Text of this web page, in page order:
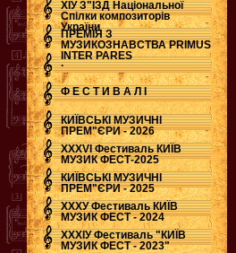
ХІУ З"ЇЗД Національної
Спілки композиторів
України
ПРЕМІЯ З
МУЗИКОЗНАВСТВА PRIMUS
INTER PARES
.
Ф Е С Т И В А Л І
КИЇВСЬКІ МУЗИЧНІ
ПРЕМ"ЄРИ - 2026
ХХХVI Фестиваль КИЇВ
МУЗИК ФЕСТ-2025
КИЇВСЬКІ МУЗИЧНІ
ПРЕМ"ЄРИ - 2025
ХХХУ Фестиваль КИЇВ
МУЗИК ФЕСТ - 2024
ХХХІУ Фестиваль "КИЇВ
МУЗИК ФЕСТ - 2023"